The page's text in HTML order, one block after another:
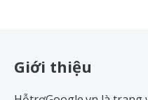
Footer
Giới thiệu